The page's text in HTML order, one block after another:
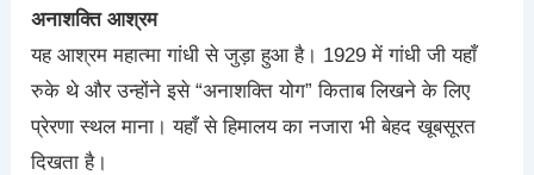
अनाशक्ति आश्रम
यह आश्रम महात्मा गांधी से जुड़ा हुआ है। 1929 में गांधी जी यहाँ
रुके थे और उन्होंने इसे “अनाशक्ति योग” किताब लिखने के लिए
प्रेरणा स्थल माना। यहाँ से हिमालय का नजारा भी बेहद खूबसूरत
दिखता है।